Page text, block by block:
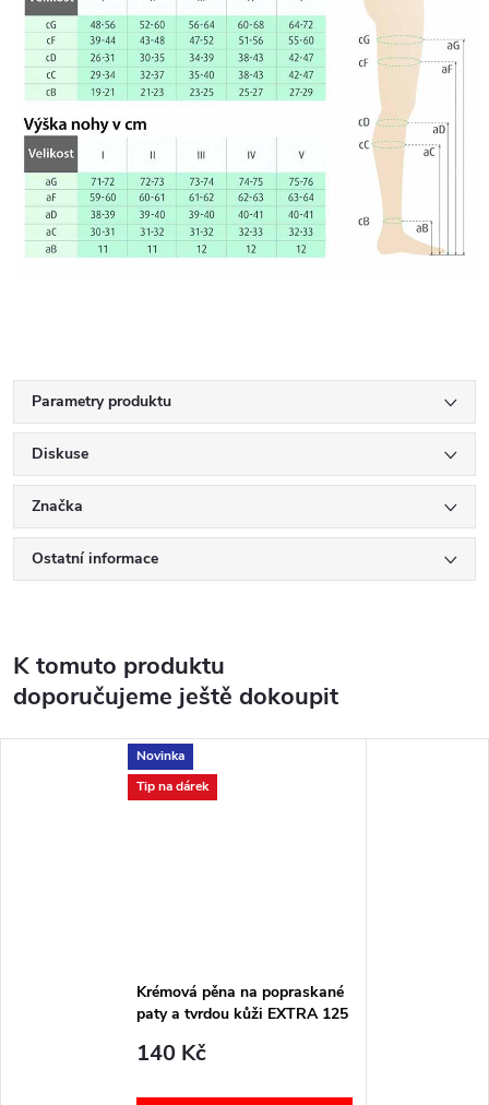
Parametry produktu
Diskuse
Značka
Ostatní informace
K tomuto produktu
doporučujeme ještě dokoupit
Novinka
Tip na dárek
Krémová pěna na popraskané
paty a tvrdou kůži EXTRA 125
140 Kč